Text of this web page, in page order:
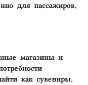
для пассажиров,
магазины и
как сувениры,